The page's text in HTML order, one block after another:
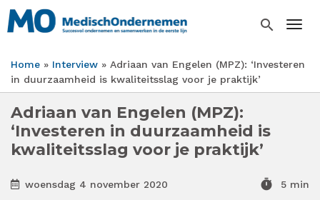
Overslaan
en
inhoud
gaan
search
Kruimelpad
Home Interview
Adriaan van Engelen (MPZ): ‘Investeren
in duurzaamheid is kwaliteitsslag voor je praktijk’
Adriaan van Engelen (MPZ):
‘Investeren in duurzaamheid is
kwaliteitsslag voor je praktijk’
woensdag 4 november 2020 timer
5 min